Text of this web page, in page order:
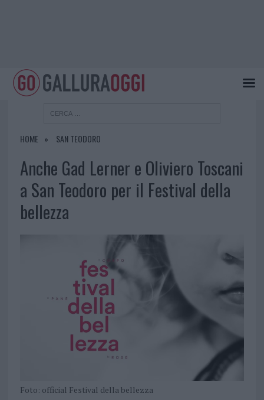
HOME SAN TEODORO
Anche Gad Lerner e Oliviero Toscani
a San Teodoro per il Festival della
bellezza
Foto: official Festival della bellezza